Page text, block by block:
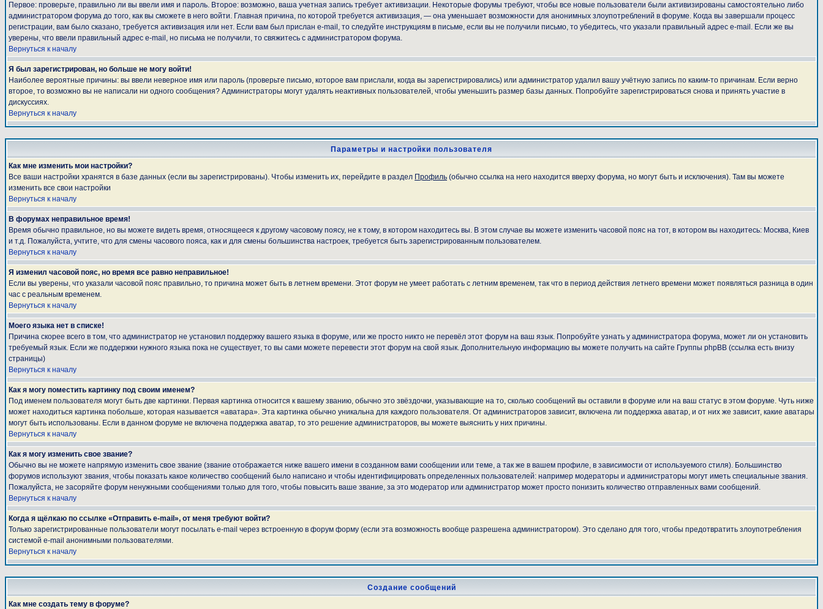
Первое: проверьте, правильно ли вы ввели имя и пароль. Второе: возможно, ваша учетная запись требует активизации. Некоторые форумы требуют, чтобы все новые пользователи были активизированы самостоятельно либо
администратором форума до того, как вы сможете в него войти. Главная причина, по которой требуется активизация, — она уменьшает возможности для анонимных злоупотреблений в форуме. Когда вы завершали процесс
регистрации, вам было сказано, требуется активизация или нет. Если вам был прислан e-mail, то следуйте инструкциям в письме, если вы не получили письмо, то убедитесь, что указали правильный адрес e-mail. Если же вы
уверены, что ввели правильный адрес e-mail, но письма не получили, то свяжитесь с администратором форума.
Вернуться к началу
Я был зарегистрирован, но больше не могу войти!
Наиболее вероятные причины: вы ввели неверное имя или пароль (проверьте письмо, которое вам прислали, когда вы зарегистрировались) или администратор удалил вашу учётную запись по каким-то причинам. Если верно
второе, то возможно вы не написали ни одного сообщения? Администраторы могут удалять неактивных пользователей, чтобы уменьшить размер базы данных. Попробуйте зарегистрироваться снова и принять участие в
дискуссиях.
Вернуться к началу
Параметры и настройки пользователя
Как мне изменить мои настройки?
Все ваши настройки хранятся в базе данных (если вы зарегистрированы). Чтобы изменить их, перейдите в раздел Профиль (обычно ссылка на него находится вверху форума, но могут быть и исключения). Там вы можете
изменить все свои настройки
Вернуться к началу
В форумах неправильное время!
Время обычно правильное, но вы можете видеть время, относящееся к другому часовому поясу, не к тому, в котором находитесь вы. В этом случае вы можете изменить часовой пояс на тот, в котором вы находитесь: Москва, Киев
и т.д. Пожалуйста, учтите, что для смены часового пояса, как и для смены большинства настроек, требуется быть зарегистрированным пользователем.
Вернуться к началу
Я изменил часовой пояс, но время все равно неправильное!
Если вы уверены, что указали часовой пояс правильно, то причина может быть в летнем времени. Этот форум не умеет работать с летним временем, так что в период действия летнего времени может появляться разница в один
час с реальным временем.
Вернуться к началу
Моего языка нет в списке!
Причина скорее всего в том, что администратор не установил поддержку вашего языка в форуме, или же просто никто не перевёл этот форум на ваш язык. Попробуйте узнать у администратора форума, может ли он установить
требуемый язык. Если же поддержки нужного языка пока не существует, то вы сами можете перевести этот форум на свой язык. Дополнительную информацию вы можете получить на сайте Группы phpBB (ссылка есть внизу
страницы)
Вернуться к началу
Как я могу поместить картинку под своим именем?
Под именем пользователя могут быть две картинки. Первая картинка относится к вашему званию, обычно это звёздочки, указывающие на то, сколько сообщений вы оставили в форуме или на ваш статус в этом форуме. Чуть ниже
может находиться картинка побольше, которая называется «аватара». Эта картинка обычно уникальна для каждого пользователя. От администраторов зависит, включена ли поддержка аватар, и от них же зависит, какие аватары
могут быть использованы. Если в данном форуме не включена поддержка аватар, то это решение администраторов, вы можете выяснить у них причины.
Вернуться к началу
Как я могу изменить свое звание?
Обычно вы не можете напрямую изменить свое звание (звание отображается ниже вашего имени в созданном вами сообщении или теме, а так же в вашем профиле, в зависимости от используемого стиля). Большинство
форумов используют звания, чтобы показать какое количество сообщений было написано и чтобы идентифицировать определенных пользователей: например модераторы и администраторы могут иметь специальные звания.
Пожалуйста, не засоряйте форум ненужными сообщениями только для того, чтобы повысить ваше звание, за это модератор или администратор может просто понизить количество отправленных вами сообщений.
Вернуться к началу
Когда я щёлкаю по ссылке «Отправить e-mail», от меня требуют войти?
Только зарегистрированные пользователи могут посылать e-mail через встроенную в форум форму (если эта возможность вообще разрешена администратором). Это сделано для того, чтобы предотвратить злоупотребления
системой e-mail анонимными пользователями.
Вернуться к началу
Создание сообщений
Как мне создать тему в форуме?